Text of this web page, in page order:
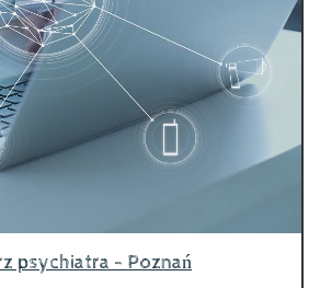
psychiatra - Poznań